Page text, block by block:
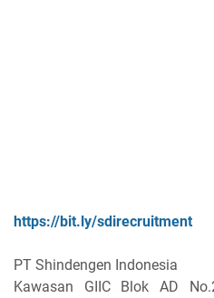
https://bit.ly/sdirecruitment
PT Shindengen Indonesia
Kawasan GIIC Blok AD